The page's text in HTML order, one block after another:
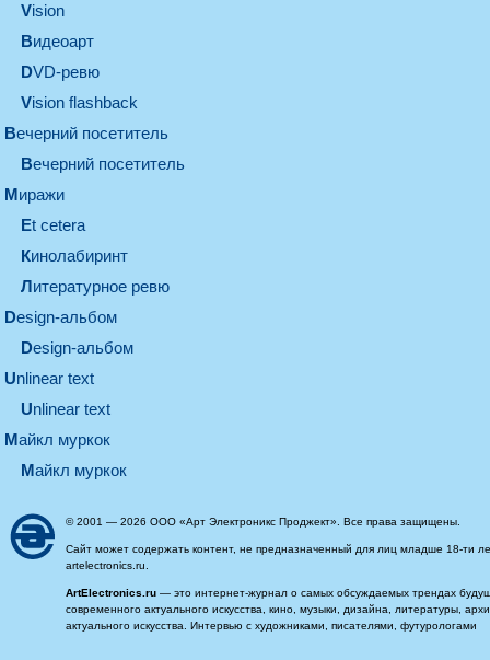
vision
видеоарт
DVD-ревю
Vision flashback
вечерний посетитель
вечерний посетитель
миражи
et cetera
кинолабиринт
литературное ревю
design-альбом
design-альбом
unlinear text
Unlinear text
майкл муркок
майкл муркок
© 2001 — 2026 ООО «Арт Электроникс Проджект». Все права защищены.
Сайт может содержать контент, не предназначенный для лиц младше 18-ти
artelectronics.ru.
ArtElectronics.ru — это интернет-журнал о самых обсуждаемых трендах
современного актуального искусства, кино, музыки, дизайна, литературы,
актуального искусства. Интервью с художниками, писателями, футурологами